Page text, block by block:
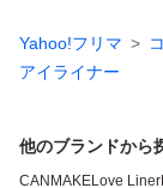
Yahoo!フリマ
アイライナー
他のブランドから
CANMAKELove Liner